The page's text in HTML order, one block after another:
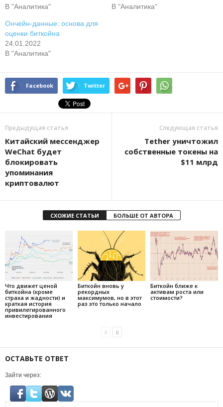
В "Аналитика"
В "Аналитика"
Ончейн-данные: основа для
оценки биткойна
24.01.2022
В "Аналитика"
Facebook Twitter
Предыдущая статья
Китайский мессенджер
WeChat будет
блокировать
упоминания
криптовалют
Следующая статья
Tether уничтожил
собственные токены на
$11 млрд
СХОЖИЕ СТАТЬИ БОЛЬШЕ ОТ АВТОРА
Что движет ценой
биткойна (кроме
страха и жадности) и
краткая история
привилегированного
инвестирования
Биткойн вновь у
рекордных
максимумов, но в этот
раз это только начало
Биткойн ближе к
активам роста или
стоимости?
ОСТАВЬТЕ ОТВЕТ
Зайти через: